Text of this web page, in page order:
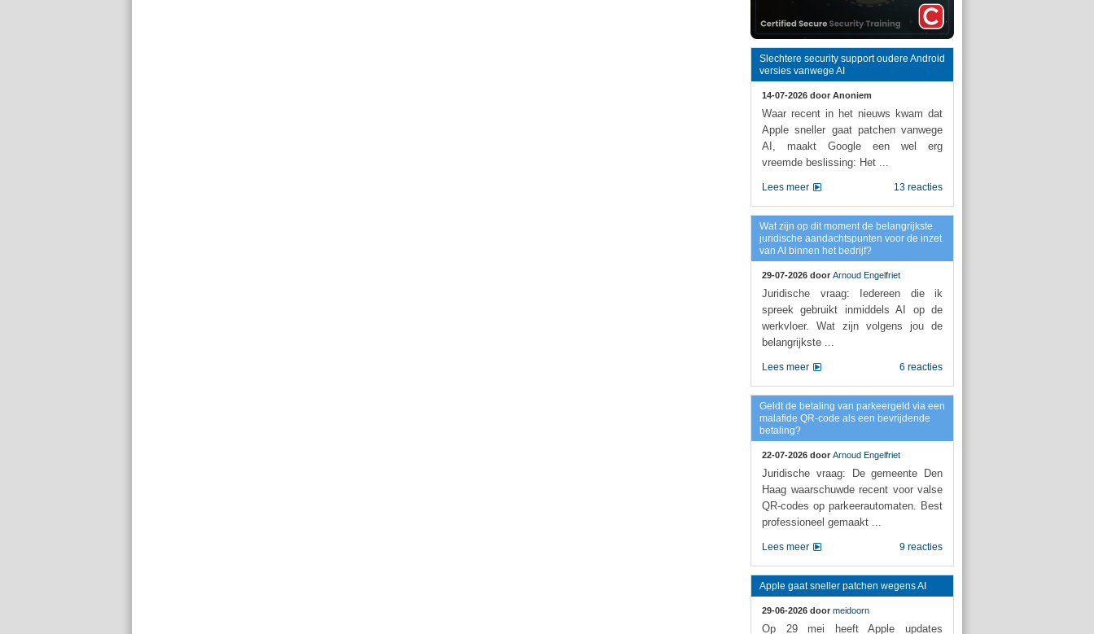
Slechtere security support oudere Android
versies vanwege AI
14-07-2026 door Anoniem
Waar recent in het nieuws kwam dat
Apple sneller gaat patchen vanwege
AI, maakt Google een wel erg
vreemde beslissing: Het ...
13 reacties
Lees meer
Wat zijn op dit moment de belangrijkste
juridische aandachtspunten voor de inzet
van AI binnen het bedrijf?
29-07-2026 door Arnoud Engelfriet
Juridische vraag: Iedereen die ik
spreek gebruikt inmiddels AI op de
werkvloer. Wat zijn volgens jou de
belangrijkste ...
6 reacties
Lees meer
Geldt de betaling van parkeergeld via een
malafide QR-code als een bevrijdende
betaling?
22-07-2026 door Arnoud Engelfriet
Juridische vraag: De gemeente Den
Haag waarschuwde recent voor valse
QR-codes op parkeerautomaten. Best
professioneel gemaakt ...
9 reacties
Lees meer
Apple gaat sneller patchen wegens AI
29-06-2026 door meidoorn
Op 29 mei heeft Apple updates